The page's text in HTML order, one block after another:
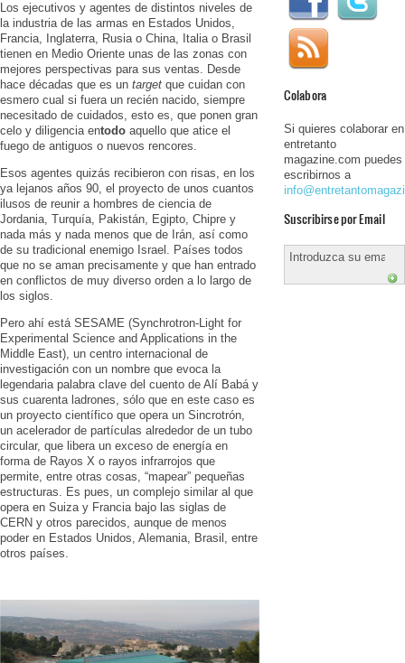
Los ejecutivos y agentes de distintos niveles de
la industria de las armas en Estados Unidos,
Francia, Inglaterra, Rusia o China, Italia o Brasil
tienen en Medio Oriente unas de las zonas con
mejores perspectivas para sus ventas. Desde
hace décadas que es un target que cuidan con
esmero cual si fuera un recién nacido, siempre
necesitado de cuidados, esto es, que ponen gran
celo y diligencia entodo aquello que atice el
fuego de antiguos o nuevos rencores.
Esos agentes quizás recibieron con risas, en los
ya lejanos años 90, el proyecto de unos cuantos
ilusos de reunir a hombres de ciencia de
Jordania, Turquía, Pakistán, Egipto, Chipre y
nada más y nada menos que de Irán, así como
de su tradicional enemigo Israel. Países todos
que no se aman precisamente y que han entrado
en conflictos de muy diverso orden a lo largo de
los siglos.
Pero ahí está SESAME (Synchrotron-Light for
Experimental Science and Applications in the
Middle East), un centro internacional de
investigación con un nombre que evoca la
legendaria palabra clave del cuento de Alí Babá y
sus cuarenta ladrones, sólo que en este caso es
un proyecto científico que opera un Sincrotrón,
un acelerador de partículas alrededor de un tubo
circular, que libera un exceso de energía en
forma de Rayos X o rayos infrarrojos que
permite, entre otras cosas, “mapear” pequeñas
estructuras. Es pues, un complejo similar al que
opera en Suiza y Francia bajo las siglas de
CERN y otros parecidos, aunque de menos
poder en Estados Unidos, Alemania, Brasil, entre
otros países.
Colabora
Si quieres colaborar en
entretanto
magazine.com puedes
escribirnos a
Suscribirse por Email